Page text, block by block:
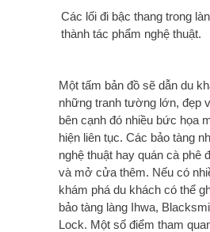
Các lối đi bậc thang trong
thành tác phẩm nghệ thuật.
Một tấm bản đồ sẽ dẫn du
những tranh tường lớn, đẹp
bên cạnh đó nhiều bức họa
hiện liên tục. Các bảo tàng
nghệ thuật hay quán cà phê
và mở cửa thêm. Nếu có
khám phá du khách có thể
bảo tàng làng Ihwa,
Lock. Một số điểm tham